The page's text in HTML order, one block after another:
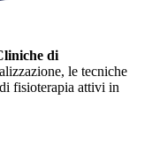
di
le tecniche
fisioterapia attivi in